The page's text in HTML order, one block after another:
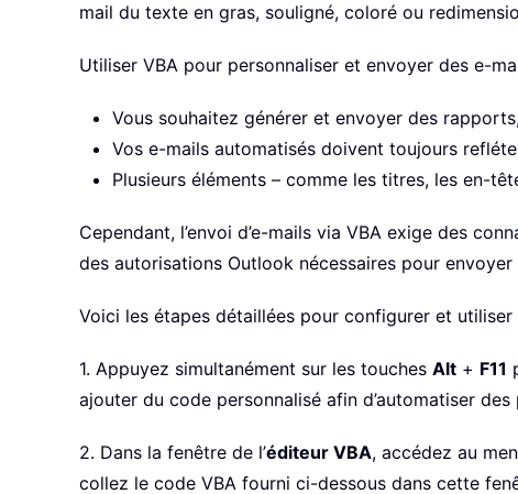
mail du texte en gras, souligné, coloré ou
Utiliser VBA pour personnaliser et envoyer des e-
Vous souhaitez générer et envoyer des
Vos e-mails automatisés doivent toujours
Plusieurs éléments – comme les titres, les en-
Cependant, l’envoi d’e-mails via VBA exige des
des autorisations Outlook nécessaires pour
Voici les étapes détaillées pour configurer et
1. Appuyez simultanément sur les touches Alt + F11
ajouter du code personnalisé afin d’automatiser des
2. Dans la fenêtre de l’éditeur VBA, accédez au
collez le code VBA fourni ci-dessous dans cette